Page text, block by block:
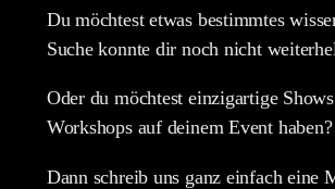
Du möchtest etwas bestimmtes
Suche konnte dir noch nicht
Oder du möchtest einzigartige
Workshops auf deinem Event haben?
Dann schreib uns ganz einfach eine